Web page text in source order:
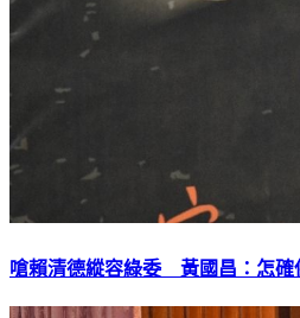
嗆賴清德縱容綠委 黃國昌：怎確